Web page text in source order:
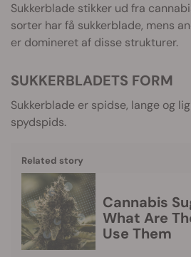
Sukkerblade stikker ud fra
sorter har få sukkerblade, mens
er domineret af disse strukturer.
SUKKERBLADETS FORM
Sukkerblade er spidse, lange og
spydspids.
Related story
Cannabis Sugar Leaves:
What Are
Use Them